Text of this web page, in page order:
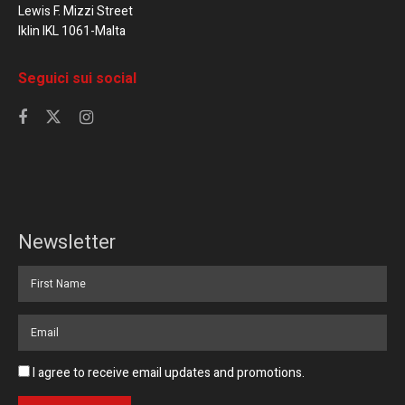
Lewis F. Mizzi Street
Iklin IKL 1061-Malta
Seguici sui social
Newsletter
I agree to receive email updates and promotions.